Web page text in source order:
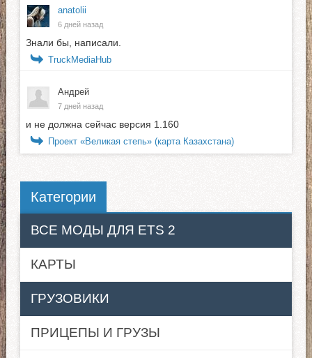
anatolii
6 дней назад
Знали бы, написали.
TruckMediaHub
Андрей
7 дней назад
и не должна сейчас версия 1.160
Проект «Великая степь» (карта Казахстана)
Категории
ВСЕ МОДЫ ДЛЯ ETS 2
КАРТЫ
ГРУЗОВИКИ
ПРИЦЕПЫ И ГРУЗЫ